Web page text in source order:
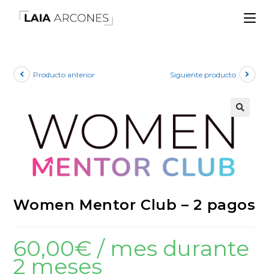
Producto anterior Siguiente producto
Women Mentor Club – 2 pagos
60,00€ / mes durante
2 meses